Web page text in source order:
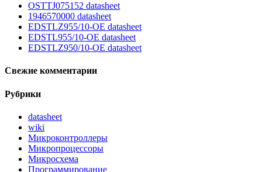
OSTTJ075152 datasheet
1946570000 datasheet
EDSTLZ955/10-OE datasheet
EDSTL955/10-OE datasheet
EDSTLZ950/10-OE datasheet
Свежие комментарии
Рубрики
datasheet
wiki
Микроконтроллеры
Микропроцессоры
Микросхема
Программирование